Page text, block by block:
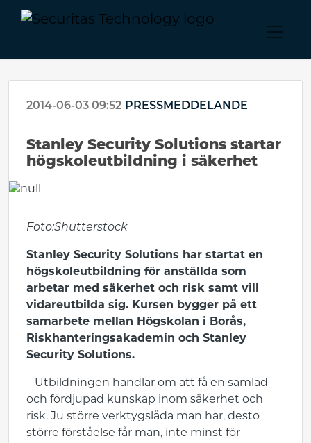
2014-06-03 09:52 PRESSMEDDELANDE
Stanley Security Solutions startar
högskoleutbildning i säkerhet
Foto:Shutterstock
Stanley Security Solutions har startat en
högskoleutbildning för anställda som
arbetar med säkerhet och risk samt vill
vidareutbilda sig. Kursen bygger på ett
samarbete mellan Högskolan i Borås,
Riskhanteringsakademin och Stanley
Security Solutions.
– Utbildningen handlar om att få en samlad
och fördjupad kunskap inom säkerhet och
risk. Ju större verktygslåda man har, desto
större förståelse får man, inte minst för